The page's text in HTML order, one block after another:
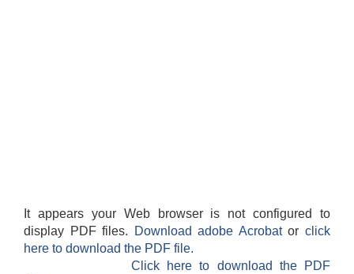
It appears your Web browser is not configured to
display PDF files.
Download adobe Acrobatorclick
here to download the PDF file.
Click here to download the PDF